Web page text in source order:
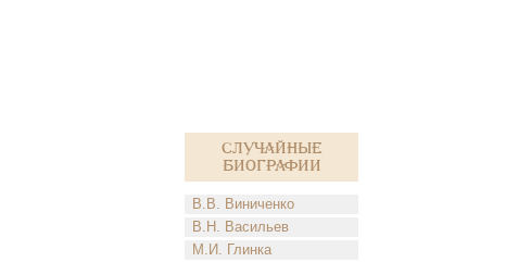
Случайные
биографии
В.В. Виниченко
В.Н. Васильев
М.И. Глинка